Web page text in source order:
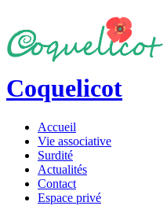
Coquelicot
Accueil
Vie associative
Surdité
Actualités
Contact
Espace privé